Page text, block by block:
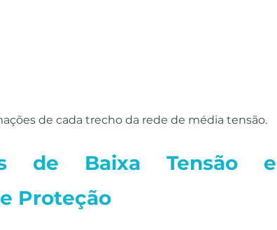
de cada trecho da rede de média tensão.
de Baixa Tensão e
Proteção